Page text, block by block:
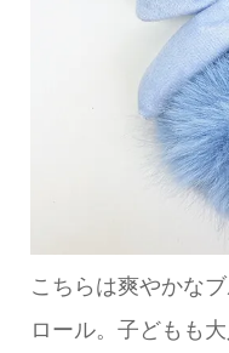
こちらは爽やかな
ロール。子どもも